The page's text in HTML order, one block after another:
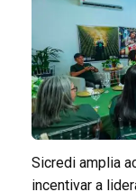
Sicredi amplia
incentivar a